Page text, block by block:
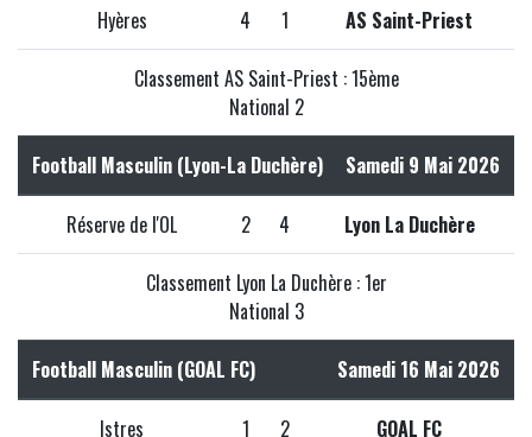
Hyères 4 1 AS Saint-Priest
Classement AS Saint-Priest : 15ème
National 2
Football Masculin (Lyon-La Duchère) Samedi 9 Mai 2026
Réserve de l'OL 2 4 Lyon La Duchère
Classement Lyon La Duchère : 1er
National 3
Football Masculin (GOAL FC) Samedi 16 Mai 2026
Istres 1 2 GOAL FC